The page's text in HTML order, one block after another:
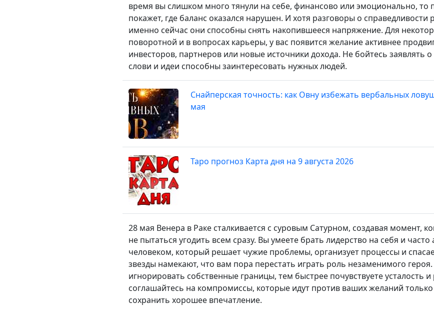
время вы слишком много тянули на себе, финансово или эмоционально, то
покажет, где баланс оказался нарушен. И хотя разговоры о справедливости
именно сейчас они способны снять накопившееся напряжение. Для
поворотной и в вопросах карьеры, у вас появится желание активнее
инвесторов, партнеров или новые источники дохода. Не бойтесь заявлять
слови и идеи способны заинтересовать нужных людей.
Снайперская точность: как Овну избежать вербальных
мая
Таро прогноз Карта дня на 9 августа 2026
28 мая Венера в Раке сталкивается с суровым Сатурном, создавая момент,
не пытаться угодить всем сразу. Вы умеете брать лидерство на себя и
человеком, который решает чужие проблемы, организует процессы и
звезды намекают, что вам пора перестать играть роль незаменимого
игнорировать собственные границы, тем быстрее почувствуете усталость
соглашайтесь на компромиссы, которые идут против ваших желаний
сохранить хорошее впечатление.